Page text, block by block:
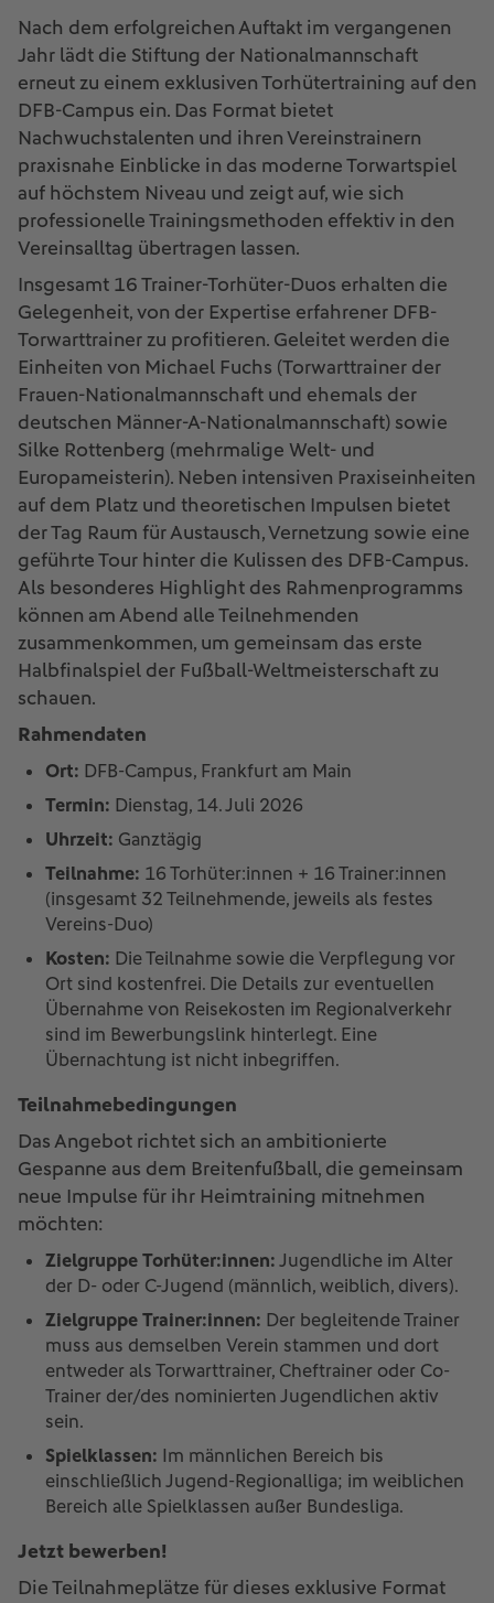
Nach dem erfolgreichen Auftakt im vergangenen
Jahr lädt die Stiftung der Nationalmannschaft
erneut zu einem exklusiven Torhütertraining auf den
DFB-Campus ein. Das Format bietet
Nachwuchstalenten und ihren Vereinstrainern
praxisnahe Einblicke in das moderne Torwartspiel
auf höchstem Niveau und zeigt auf, wie sich
professionelle Trainingsmethoden effektiv in den
Vereinsalltag übertragen lassen.
Insgesamt 16 Trainer-Torhüter-Duos erhalten die
Gelegenheit, von der Expertise erfahrener DFB-
Torwarttrainer zu profitieren. Geleitet werden die
Einheiten von Michael Fuchs (Torwarttrainer der
Frauen-Nationalmannschaft und ehemals der
deutschen Männer-A-Nationalmannschaft) sowie
Silke Rottenberg (mehrmalige Welt- und
Europameisterin). Neben intensiven Praxiseinheiten
auf dem Platz und theoretischen Impulsen bietet
der Tag Raum für Austausch, Vernetzung sowie eine
geführte Tour hinter die Kulissen des DFB-Campus.
Als besonderes Highlight des Rahmenprogramms
können am Abend alle Teilnehmenden
zusammenkommen, um gemeinsam das erste
Halbfinalspiel der Fußball-Weltmeisterschaft zu
schauen.
Rahmendaten
Ort: DFB-Campus, Frankfurt am Main
Termin: Dienstag, 14. Juli 2026
Uhrzeit: Ganztägig
Teilnahme: 16 Torhüter:innen + 16 Trainer:innen
(insgesamt 32 Teilnehmende, jeweils als festes
Vereins-Duo)
Kosten: Die Teilnahme sowie die Verpflegung vor
Ort sind kostenfrei. Die Details zur eventuellen
Übernahme von Reisekosten im Regionalverkehr
sind im Bewerbungslink hinterlegt. Eine
Übernachtung ist nicht inbegriffen.
Teilnahmebedingungen
Das Angebot richtet sich an ambitionierte
Gespanne aus dem Breitenfußball, die gemeinsam
neue Impulse für ihr Heimtraining mitnehmen
möchten:
Zielgruppe Torhüter:innen: Jugendliche im Alter
der D- oder C-Jugend (männlich, weiblich, divers).
Zielgruppe Trainer:innen: Der begleitende Trainer
muss aus demselben Verein stammen und dort
entweder als Torwarttrainer, Cheftrainer oder Co-
Trainer der/des nominierten Jugendlichen aktiv
sein.
Spielklassen: Im männlichen Bereich bis
einschließlich Jugend-Regionalliga; im weiblichen
Bereich alle Spielklassen außer Bundesliga.
Jetzt bewerben!
Die Teilnahmeplätze für dieses exklusive Format